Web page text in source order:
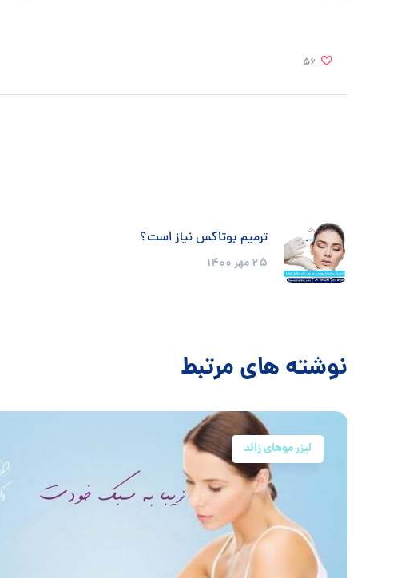
56
ترمیم بوتاکس نیاز است؟
25 مهر 1400
نوشته های مرتبط
لیزر موهای زائد